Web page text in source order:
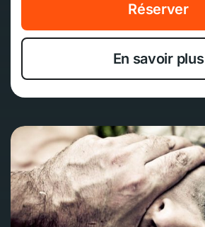
Réserver
En savoir plus